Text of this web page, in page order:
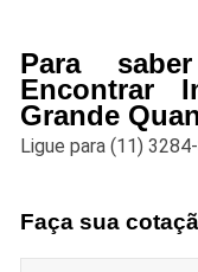
Para
Encontrar
Grande
Ligue para(11)
Faça sua